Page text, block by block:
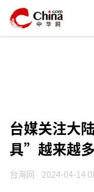
台媒关注大
具”越来越多
台海网 2024-04-14